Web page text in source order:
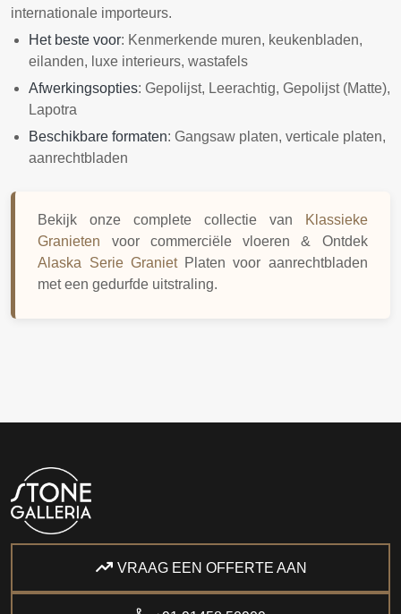
internationale importeurs.
Het beste voor: Kenmerkende muren, keukenbladen,
eilanden, luxe interieurs, wastafels
Afwerkingsopties: Gepolijst, Leerachtig, Gepolijst (Matte),
Lapotra
Beschikbare formaten: Gangsaw platen, verticale platen,
aanrechtbladen
Bekijk onze complete collectie van
Klassieke
Granieten voor commerciële vloeren & Ontdek
Alaska Serie GranietPlaten voor aanrechtbladen
met een gedurfde uitstraling.
VRAAG EEN OFFERTE AAN